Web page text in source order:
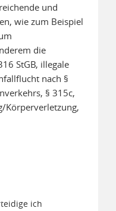
und
wie zum Beispiel
die
StGB, illegale
nach §
§ 315c,
Körperverletzung,
ich